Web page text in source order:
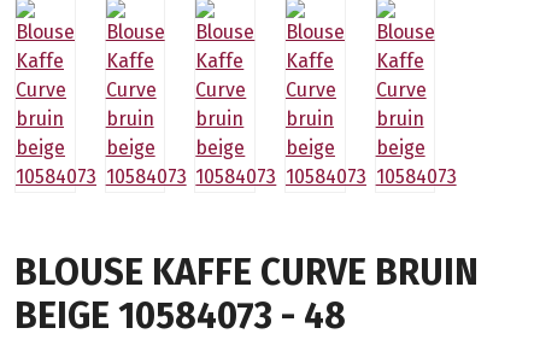
BLOUSE KAFFE CURVE BRUIN
BEIGE 10584073 - 48